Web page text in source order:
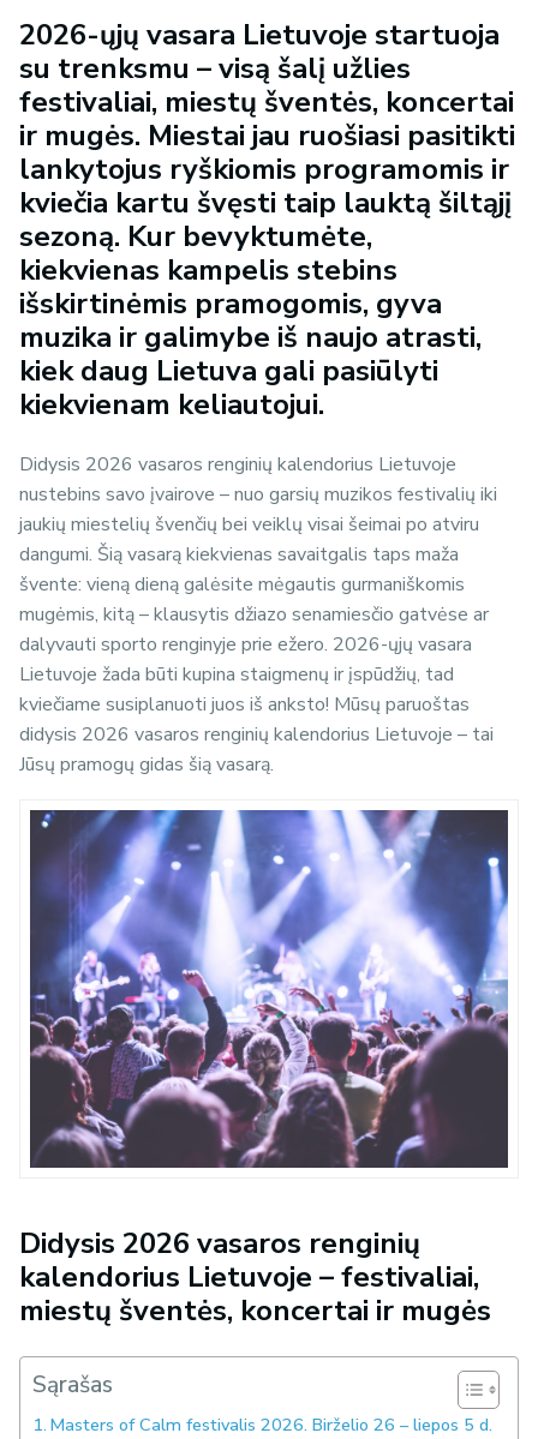
2026-ųjų vasara Lietuvoje startuoja
su trenksmu – visą šalį užlies
festivaliai, miestų šventės, koncertai
ir mugės. Miestai jau ruošiasi pasitikti
lankytojus ryškiomis programomis ir
kviečia kartu švęsti taip lauktą šiltąjį
sezoną. Kur bevyktumėte,
kiekvienas kampelis stebins
išskirtinėmis pramogomis, gyva
muzika ir galimybe iš naujo atrasti,
kiek daug Lietuva gali pasiūlyti
kiekvienam keliautojui.
Didysis 2026 vasaros renginių kalendorius Lietuvoje
nustebins savo įvairove – nuo garsių muzikos festivalių iki
jaukių miestelių švenčių bei veiklų visai šeimai po atviru
dangumi. Šią vasarą kiekvienas savaitgalis taps maža
švente: vieną dieną galėsite mėgautis gurmaniškomis
mugėmis, kitą – klausytis džiazo senamiesčio gatvėse ar
dalyvauti sporto renginyje prie ežero. 2026-ųjų vasara
Lietuvoje žada būti kupina staigmenų ir įspūdžių, tad
kviečiame susiplanuoti juos iš anksto! Mūsų paruoštas
didysis 2026 vasaros renginių kalendorius Lietuvoje – tai
Jūsų pramogų gidas šią vasarą.
Didysis 2026 vasaros renginių
kalendorius Lietuvoje – festivaliai,
miestų šventės, koncertai ir mugės
Sąrašas
Masters of Calm festivalis 2026. Birželio 26 – liepos 5 d.